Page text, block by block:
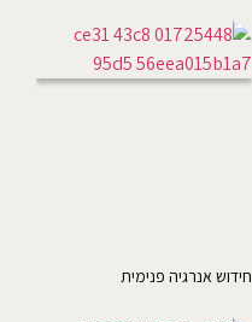
חידוש אנרגיה פנימית